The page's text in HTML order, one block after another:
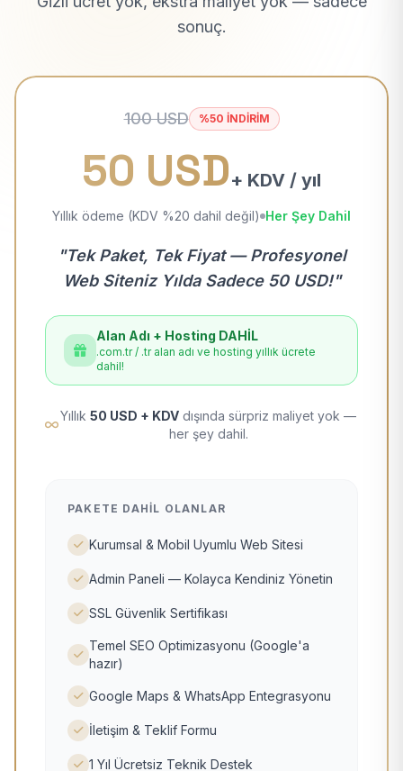
sonuç.
100 USD %50 İNDİRİM
50 USD+ KDV / yıl
Yıllık ödeme (KDV %20 dahil değil) Her Şey Dahil
"Tek Paket, Tek Fiyat — Profesyonel
Web Siteniz Yılda Sadece 50 USD!"
Alan Adı + Hosting DAHİL
.com.tr / .tr alan adı ve hosting yıllık ücrete
dahil!
Yıllık 50 USD + KDV dışında sürpriz maliyet yok —
her şey dahil.
PAKETE DAHIL OLANLAR
Kurumsal & Mobil Uyumlu Web Sitesi
Admin Paneli — Kolayca Kendiniz Yönetin
SSL Güvenlik Sertifikası
Temel SEO Optimizasyonu (Google'a
hazır)
Google Maps & WhatsApp Entegrasyonu
İletişim & Teklif Formu
1 Yıl Ücretsiz Teknik Destek